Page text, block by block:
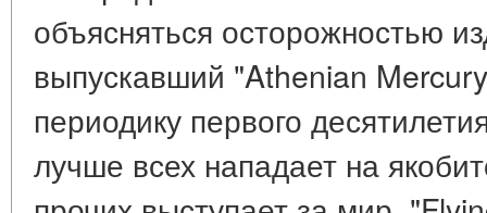
объясняться осторожностью
выпускавший "Athenian
периодику первого
лучше всех нападает на